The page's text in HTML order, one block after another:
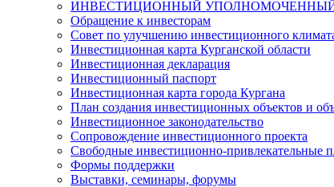
ИНВЕСТИЦИОННЫЙ
Обращение к инвесторам
Совет по улучшению инвестиционного
Инвестиционная карта Курганской области
Инвестиционная декларация
Инвестиционный паспорт
Инвестиционная карта города Кургана
План создания инвестиционных объектов и
Инвестиционное законодательство
Сопровождение инвестиционного проекта
Свободные инвестиционно-привлекательные
Формы поддержки
Выставки, семинары, форумы